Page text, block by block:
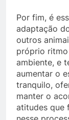
Por fim, é
adaptação
outros
próprio
ambiente, e
aumentar o
tranquilo,
manter o
atitudes que